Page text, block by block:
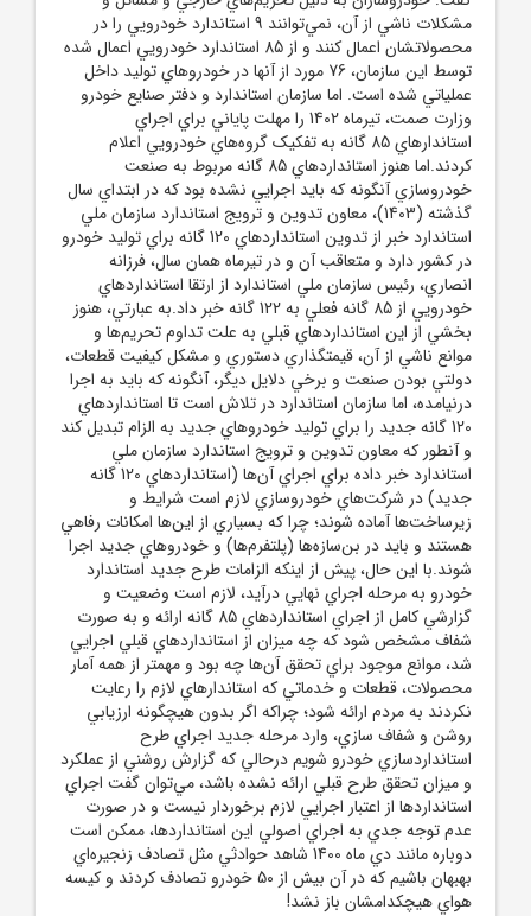
مشکلات ناشي از آن، نمي‌توانند 9 استاندارد خودرويي را در
محصولاتشان اعمال کنند و از 85 استاندارد خودرويي اعمال شده
توسط اين سازمان، 76 مورد از آنها در خودروهاي توليد داخل
عملياتي شده است. اما سازمان استاندارد و دفتر صنايع خودرو
وزارت صمت، تيرماه 1402 را مهلت پاياني براي اجراي
استاندارهاي 85 گانه به تفکيک گروه‌هاي خودرويي اعلام
کردند.اما هنوز استانداردهاي 85 گانه مربوط به صنعت
خودروسازي آنگونه که بايد اجرايي نشده بود که در ابتداي سال
گذشته (1403)، معاون تدوين و ترويج استاندارد سازمان ملي
استاندارد خبر از تدوين استانداردهاي 120 گانه براي توليد خودرو
در کشور دارد و متعاقب آن و در تيرماه همان سال، فرزانه
انصاري، رئيس سازمان ملي استاندارد از ارتقا استانداردهاي
خودرويي از 85 گانه فعلي به 122 گانه خبر داد.به عبارتي، هنوز
بخشي از اين استانداردهاي قبلي به علت تداوم تحريم‌ها و
موانع ناشي از آن، قيمتگذاري دستوري و مشکل کيفيت قطعات،
دولتي بودن صنعت و برخي دلايل ديگر، آنگونه که بايد به اجرا
درنيامده، اما سازمان استاندارد در تلاش است تا استانداردهاي
120 گانه جديد را براي توليد خودروهاي جديد به الزام تبديل کند
و آنطور که معاون تدوين و ترويج استاندارد سازمان ملي
استاندارد خبر داده براي اجراي آن‌ها (استانداردهاي 120 گانه
جديد) در شرکت‌هاي خودروسازي لازم است شرايط و
زيرساخت‌ها آماده شوند؛ چرا که بسياري از اين‌ها امکانات رفاهي
هستند و بايد در بن‌سازه‌ها (پلتفرم‌ها) و خودروهاي جديد اجرا
شوند.با اين حال، پيش از اينکه الزامات طرح جديد استاندارد
خودرو به مرحله اجراي نهايي درآيد، لازم است وضعيت و
گزارشي کامل از اجراي استانداردهاي 85 گانه ارائه و به صورت
شفاف مشخص شود که چه ميزان از استانداردهاي قبلي اجرايي
شد، موانع موجود براي تحقق آن‌ها چه بود و مهمتر از همه آمار
محصولات، قطعات و خدماتي که استاندارهاي لازم را رعايت
نکردند به مردم ارائه شود؛ چراکه اگر بدون هيچگونه ارزيابي
روشن و شفاف سازي، وارد مرحله جديد اجراي طرح
استانداردسازي خودرو شويم درحالي که گزارش روشني از عملکرد
و ميزان تحقق طرح قبلي ارائه نشده باشد، مي‌توان گفت اجراي
استانداردها از اعتبار اجرايي لازم برخوردار نيست و در صورت
عدم توجه جدي به اجراي اصولي اين استانداردها، ممکن است
دوباره مانند دي ماه 1400 شاهد حوادثي مثل تصادف زنجيره‌اي
بهبهان باشيم که در آن بيش از 50 خودرو تصادف کردند و کيسه
هواي هيچکدامشان باز نشد!